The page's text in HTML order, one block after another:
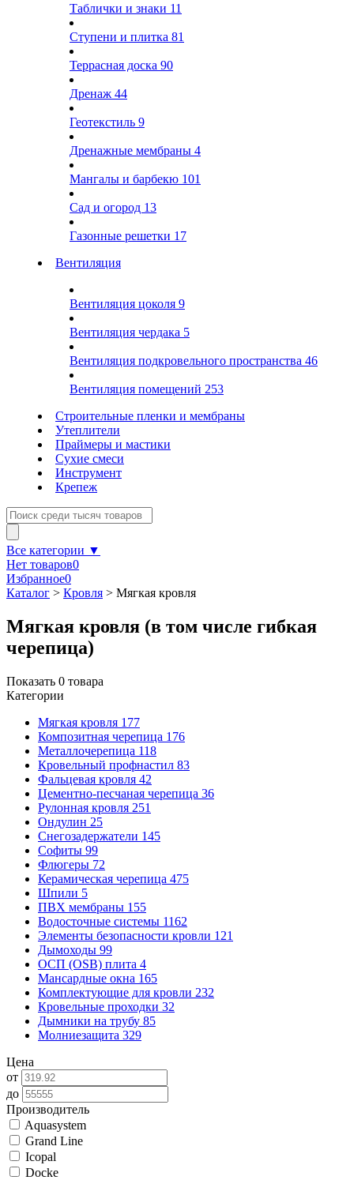
Таблички и знаки 11
Ступени и плитка 81
Террасная доска 90
Дренаж 44
Геотекстиль 9
Дренажные мембраны 4
Мангалы и барбекю 101
Сад и огород 13
Газонные решетки 17
Вентиляция
Вентиляция цоколя 9
Вентиляция чердака 5
Вентиляция подкровельного пространства 46
Вентиляция помещений 253
Строительные пленки и мембраны
Утеплители
Праймеры и мастики
Сухие смеси
Инструмент
Крепеж
Все категории ▼
Нет товаров0
Избранное0
Каталог > Кровля > Мягкая кровля
Мягкая кровля (в том числе гибкая
черепица)
Показать 0 товара
Категории
Мягкая кровля 177
Композитная черепица 176
Металлочерепица 118
Кровельный профнастил 83
Фальцевая кровля 42
Цементно-песчаная черепица 36
Рулонная кровля 251
Ондулин 25
Снегозадержатели 145
Софиты 99
Флюгеры 72
Керамическая черепица 475
Шпили 5
ПВХ мембраны 155
Водосточные системы 1162
Элементы безопасности кровли 121
Дымоходы 99
ОСП (OSB) плита 4
Мансардные окна 165
Комплектующие для кровли 232
Кровельные проходки 32
Дымники на трубу 85
Молниезащита 329
Цена
от
до
Производитель
Aquasystem
Grand Line
Icopal
Docke